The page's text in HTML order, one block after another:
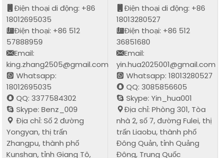
Điện thoại di động: +86
18012695035
Điện thoại: +86 512
57888959
Email:
king.zhang2505@gmail.com
Whatsapp:
18012695035
QQ: 3377584302
Skype: Benz_009
Địa chỉ: Số 2 đường
Yongyan, thị trấn
Zhangpu, thành phố
Kunshan, tỉnh Giang Tô,
Điện thoại di động: +86
18013280527
Điện thoại: +86 512
36851680
Email:
yin.hua2025001@gmail.com
Whatsapp: 18013280527
QQ: 3085856605
Skype: Yin_hua001
Địa chỉ: Phòng 301, Tòa
nhà 2, số 7, đường Fulei, thị
trấn Liaobu, thành phố
Đông Quản, tỉnh Quảng
Đông, Trung Quốc